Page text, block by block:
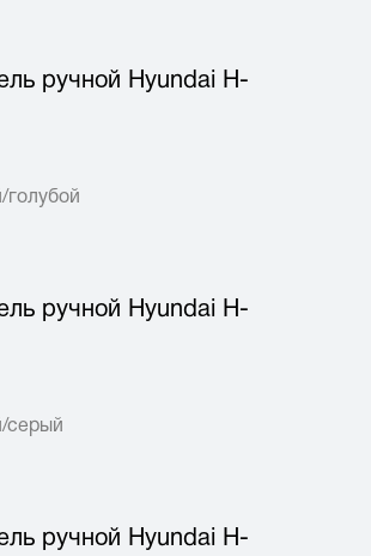
ручной Hyundai H-
голубой
ручной Hyundai H-
серый
ручной Hyundai H-